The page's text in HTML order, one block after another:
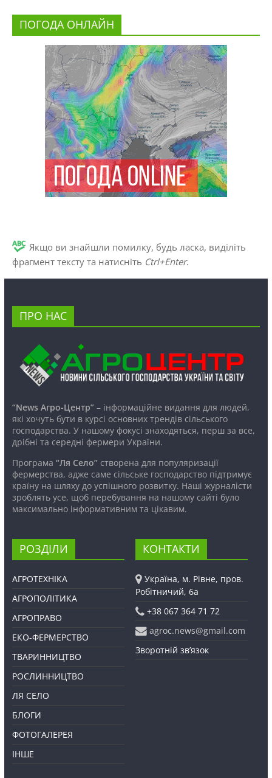
ПОГОДА ОНЛАЙН
Якщо ви знайшли помилку, будь ласка, виділіть
фрагмент тексту та натисніть Ctrl+Enter.
ПРО НАС
“News Агро-Центр”– інформаційне видання для людей,
які хочуть бути в курсі основних трендів сільського
господарства. У нашому фокусі знаходяться, перш за все,
дрібні та середні фермери України.
Програма “Ля Село”створена для популяризації
фермерства, адже саме сільське господарство підтримує
країну на шляху до успішного розвитку. Наші журналісти
зроблять усе, щоб перебування на нашому сайті було
максимально інформативним та цікавим.
РОЗДІЛИ
АГРОТЕХНІКА
АГРОПОЛІТИКА
АГРОПРАВО
ЕКО-ФЕРМЕРСТВО
ТВАРИННИЦТВО
РОСЛИННИЦТВО
ЛЯ СЕЛО
БЛОГИ
ФОТОГАЛЕРЕЯ
ІНШЕ
КОНТАКТИ
Україна, м. Рівне, пров.
Робітничий, 6а
+38 067 364 71 72
agroc.news@gmail.com
Зворотній зв’язок